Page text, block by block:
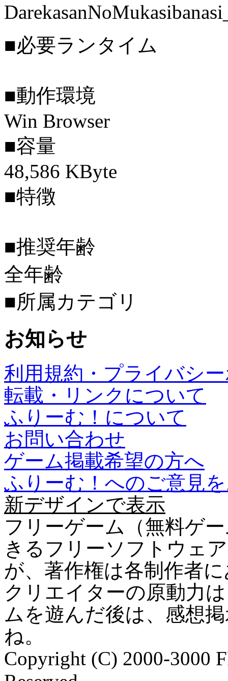
■必要ランタイム
■動作環境
Win Browser
■容量
48,586 KByte
■特徴
■推奨年齢
全年齢
■所属カテゴリ
お知らせ
利用規約・プライバシ
転載・リンクについて
ふりーむ！について
お問い合わせ
ゲーム掲載希望の方へ
ふりーむ！へのご意見
新デザインで表示
フリーゲーム（無料ゲ
きるフリーソフトウェ
が、著作権は各制作者
クリエイターの原動力
ムを遊んだ後は、感想
ね。
Copyright (C) 2000-3000